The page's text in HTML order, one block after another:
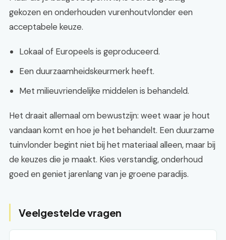
gekozen en onderhouden vurenhoutvlonder een
acceptabele keuze.
Lokaal of Europeels is geproduceerd.
Een duurzaamheidskeurmerk heeft.
Met milieuvriendelijke middelen is behandeld.
Het draait allemaal om bewustzijn: weet waar je hout
vandaan komt en hoe je het behandelt. Een duurzame
tuinvlonder begint niet bij het materiaal alleen, maar bij
de keuzes die je maakt. Kies verstandig, onderhoud
goed en geniet jarenlang van je groene paradijs.
Veelgestelde vragen